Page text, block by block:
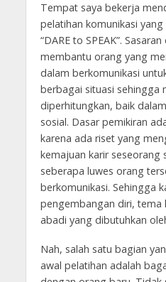
Tempat saya bekerja
pelatihan komunikasi
“DARE to SPEAK”.
membantu orang yang
dalam berkomunikasi
berbagai situasi sehingga
diperhitungkan, baik
sosial. Dasar pemikiran
karena ada riset yang
kemajuan karir seseorang
seberapa luwes orang
berkomunikasi. Sehingga
pengembangan diri, tema
abadi yang dibutuhkan
Nah, salah satu bagian
awal pelatihan adalah